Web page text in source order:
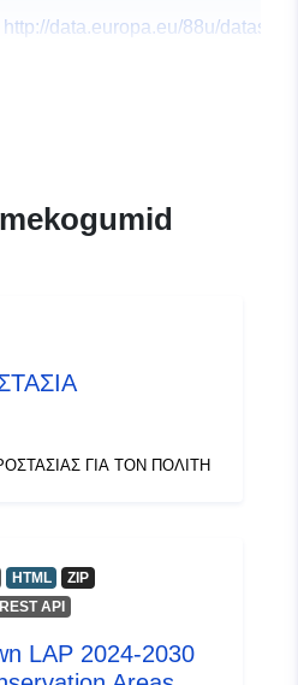
http://data.europa.eu/88u/dataset/
ΓΙΑ ΤΟΝ ΠΟΛΙΤΗ
HTML
ZIP
API
LAP 2024-2030